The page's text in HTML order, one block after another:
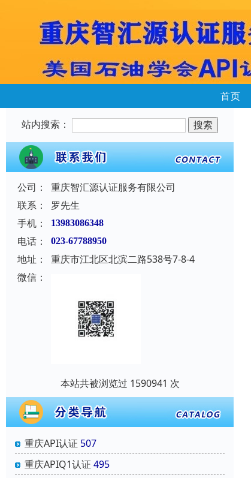
首页
站内搜索：
公司：
重庆智汇源认证服务有限公司
联系：
罗先生
手机：
13983086348
电话： 023-67788950
地址：
重庆市江北区北滨二路538号7-8-4
微信：
本站共被浏览过 1590941 次
重庆API认证 507
重庆APIQ1认证 495